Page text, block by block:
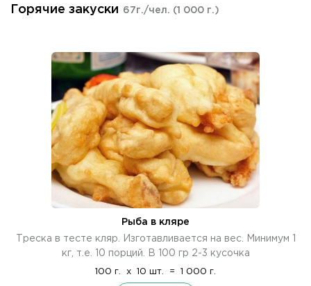
Горячие закуски 67г./чел. (1 000 г.)
Рыба в кляре
Треска в тесте кляр. Изготавливается на вес. Минимум 1
кг, т.е. 10 порций. В 100 гр 2-3 кусочка
100 г. x 10 шт. = 1 000 г.